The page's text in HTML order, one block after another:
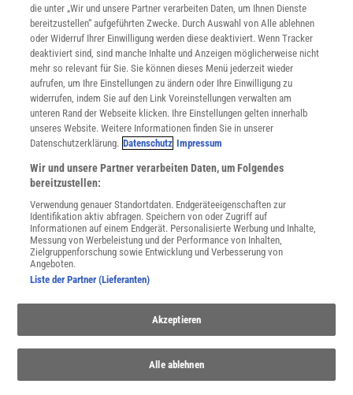
Mediadaten
Datenschutz
Nutzungsbedingungen
Cookie-Einstellungen
Utiq verwalten
Nutzungsbasierte Onlinewerbung
Alle Artikel
Impressum
Angebote für Schulen
Angebote für Institutionen
Sprachen lernen mit Gymglish
Lexika
Für Spektrum schreiben
Zugänglichkeitserklärung
WEBSEITEN
KielSCN
Wissenschaft in die Schulen
SciLogs
die unter „Wir und unsere Partner verarbeiten Daten, um Ihnen Dienste
bereitzustellen“ aufgeführten Zwecke. Durch Auswahl von Alle ablehnen
oder Widerruf Ihrer Einwilligung werden diese deaktiviert. Wenn Tracker
deaktiviert sind, sind manche Inhalte und Anzeigen möglicherweise nicht
mehr so relevant für Sie. Sie können dieses Menü jederzeit wieder
aufrufen, um Ihre Einstellungen zu ändern oder Ihre Einwilligung zu
widerrufen, indem Sie auf den Link Voreinstellungen verwalten am
unteren Rand der Webseite klicken. Ihre Einstellungen gelten innerhalb
unseres Website. Weitere Informationen finden Sie in unserer
Datenschutzerklärung. Datenschutz Impressum
Wir und unsere Partner verarbeiten Daten, um Folgendes
bereitzustellen:
Verwendung genauer Standortdaten. Endgeräteeigenschaften zur
Identifikation aktiv abfragen. Speichern von oder Zugriff auf
Informationen auf einem Endgerät. Personalisierte Werbung und Inhalte,
Messung von Werbeleistung und der Performance von Inhalten,
Zielgruppenforschung sowie Entwicklung und Verbesserung von
Angeboten.
Liste der Partner (Lieferanten)
Akzeptieren
Alle ablehnen